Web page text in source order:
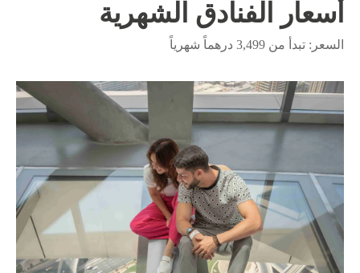
أسعار الفنادق الشهرية
السعر: تبدأ من 3,499 درهماً شهرياً